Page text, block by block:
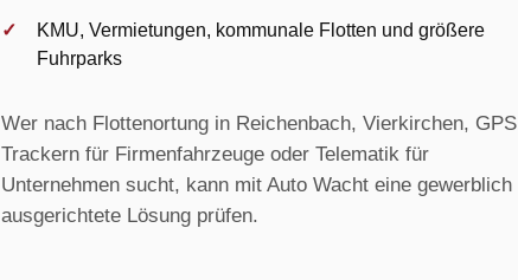
KMU, Vermietungen, kommunale Flotten und größere
Fuhrparks
Wer nach Flottenortung in Reichenbach, Vierkirchen, GPS
Trackern für Firmenfahrzeuge oder Telematik für
Unternehmen sucht, kann mit Auto Wacht eine gewerblich
ausgerichtete Lösung prüfen.